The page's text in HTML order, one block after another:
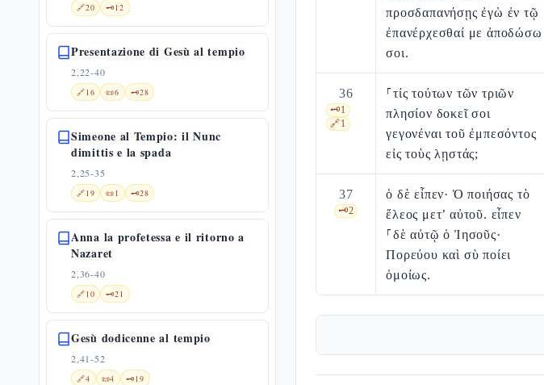
🔗20 🗝️12
Presentazione di Gesù al tempio
2,22-40
🔗16 📜6 🗝️28
Simeone al Tempio: il Nunc
dimittis e la spada
2,25-35
🔗19 📜1 🗝️28
Anna la profetessa e il ritorno a
Nazaret
2,36-40
🔗10 🗝️21
Gesù dodicenne al tempio
2,41-52
🔗4 📜4 🗝️19
προσδαπανήσῃς ἐγὼ ἐν τῷ
ἐπανέρχεσθαί με ἀποδώσω
σοι.
36
🗝️1
🔗1
⸀τίς τούτων τῶν τριῶν
πλησίον δοκεῖ σοι
γεγονέναι τοῦ ἐμπεσόντος
εἰς τοὺς λῃστάς;
37
🗝️2
ὁ δὲ εἶπεν· Ὁ ποιήσας τὸ
ἔλεος μετ’ αὐτοῦ. εἶπεν
⸀δὲ αὐτῷ ὁ Ἰησοῦς·
Πορεύου καὶ σὺ ποίει
ὁμοίως.